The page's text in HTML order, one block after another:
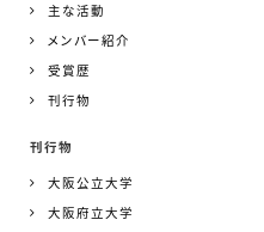
主な活動
メンバー紹介
受賞歴
刊行物
刊行物
大阪公立大学
大阪府立大学